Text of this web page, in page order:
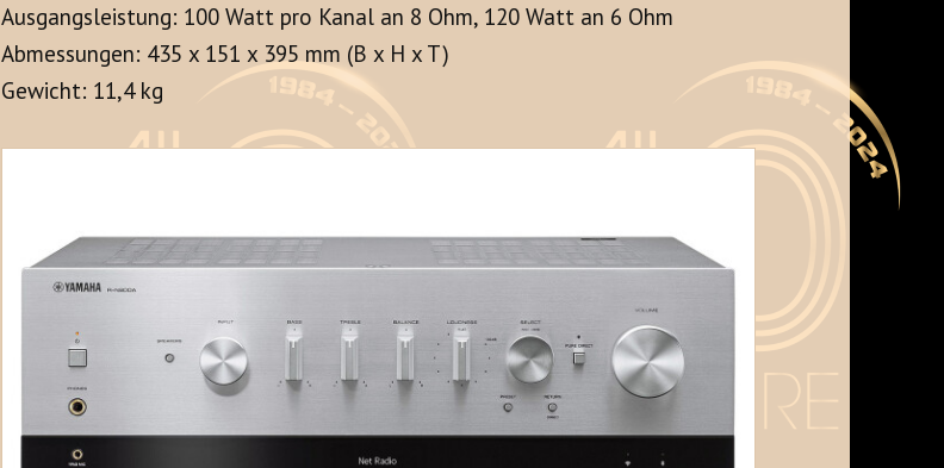
Ausgangsleistung: 100 Watt pro Kanal an 8 Ohm, 120 Watt an 6 Ohm
Abmessungen: 435 x 151 x 395 mm (B x H x T)
Gewicht: 11,4 kg